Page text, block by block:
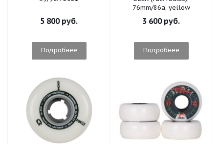
5 800 руб.
Подробнее
76mm/86a, yellow
3 600 руб.
Подробнее